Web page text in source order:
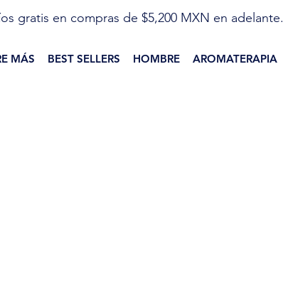
gratis en compras de $5,200 MXN en adelante.
MÁS BEST SELLERS HOMBRE AROMATERAPIA